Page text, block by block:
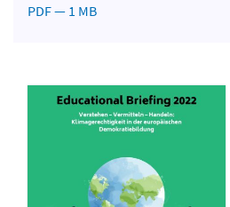
PDF — 1 MB